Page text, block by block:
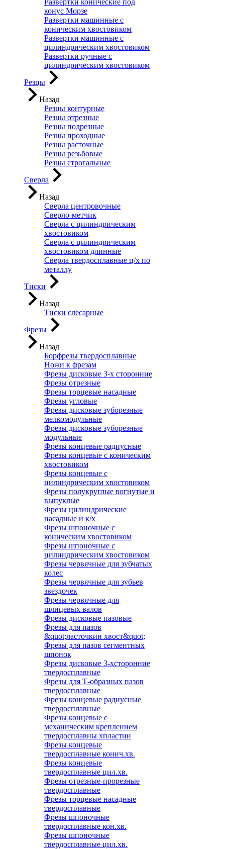
Развертки конические под
конус Морзе
Развертки машинные с
коническим хвостовиком
Развертки машинные с
цилиндрическим хвостовиком
Развертки ручные с
цилиндрическим хвостовиком
Резцы
Назад
Резцы контурные
Резцы отрезные
Резцы подрезные
Резцы проходные
Резцы расточные
Резцы резьбовые
Резцы строгальные
Сверла
Назад
Сверла центровочные
Сверло-метчик
Сверла с цилиндрическим
хвостовиком
Сверла с цилиндрическим
хвостовиком длинные
Сверла твердосплавные ц/х по
металлу
Тиски
Назад
Тиски слесарные
Фрезы
Назад
Борфрезы твердосплавные
Ножи к фрезам
Фрезы дисковые 3-х сторонние
Фрезы отрезные
Фрезы торцевые насадные
Фрезы угловые
Фрезы дисковые зуборезные
мелкомодульные
Фрезы дисковые зуборезные
модульные
Фрезы концевые радиусные
Фрезы концевые с коническим
хвостовиком
Фрезы концевые с
цилиндрическим хвостовиком
Фрезы полукруглые вогнутые и
выпуклые
Фрезы цилиндрические
насадные и к/х
Фрезы шпоночные с
коническим хвостовиком
Фрезы шпоночные с
цилиндрическим хвостовиком
Фрезы червячные для зубчатых
колес
Фрезы червячные для зубьев
звездочек
Фрезы червячные для
шлицевых валов
Фрезы дисковые пазовые
Фрезы для пазов
&quot;ласточкин хвост&quot;
Фрезы для пазов сегментных
шпонок
Фрезы дисковые 3-хсторонние
твердосплавные
Фрезы для Т-образных пазов
твердосплавные
Фрезы концевые радиусные
твердосплавные
Фрезы концевые с
механическим креплением
твердосплавны хпластин
Фрезы концевые
твердосплавные конич.хв.
Фрезы концевые
твердосплавные цил.хв.
Фрезы отрезные-прорезные
твердосплавные
Фрезы торцевые насадные
твердосплавные
Фрезы шпоночные
твердосплавные кон.хв.
Фрезы шпоночные
твердосплавные цил.хв.